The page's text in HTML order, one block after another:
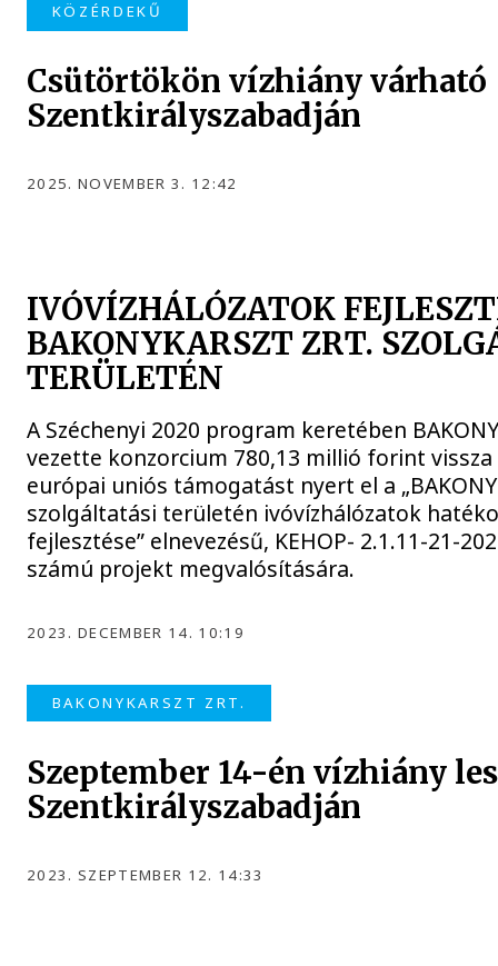
KÖZÉRDEKŰ
Csütörtökön vízhiány várható
Szentkirályszabadján
2025. NOVEMBER 3. 12:42
IVÓVÍZHÁLÓZATOK
BAKONYKARSZT ZRT.
TERÜLETÉN
A Széchenyi 2020 program keretében
vezette konzorcium 780,13 millió forint
európai uniós támogatást nyert el a
szolgáltatási területén ivóvízhálózatok
fejlesztése” elnevezésű, KEHOP- 2.1.11-21-
számú projekt megvalósítására.
2023. DECEMBER 14. 10:19
BAKONYKARSZT ZRT.
Szeptember 14-én vízhiány
Szentkirályszabadján
2023. SZEPTEMBER 12. 14:33